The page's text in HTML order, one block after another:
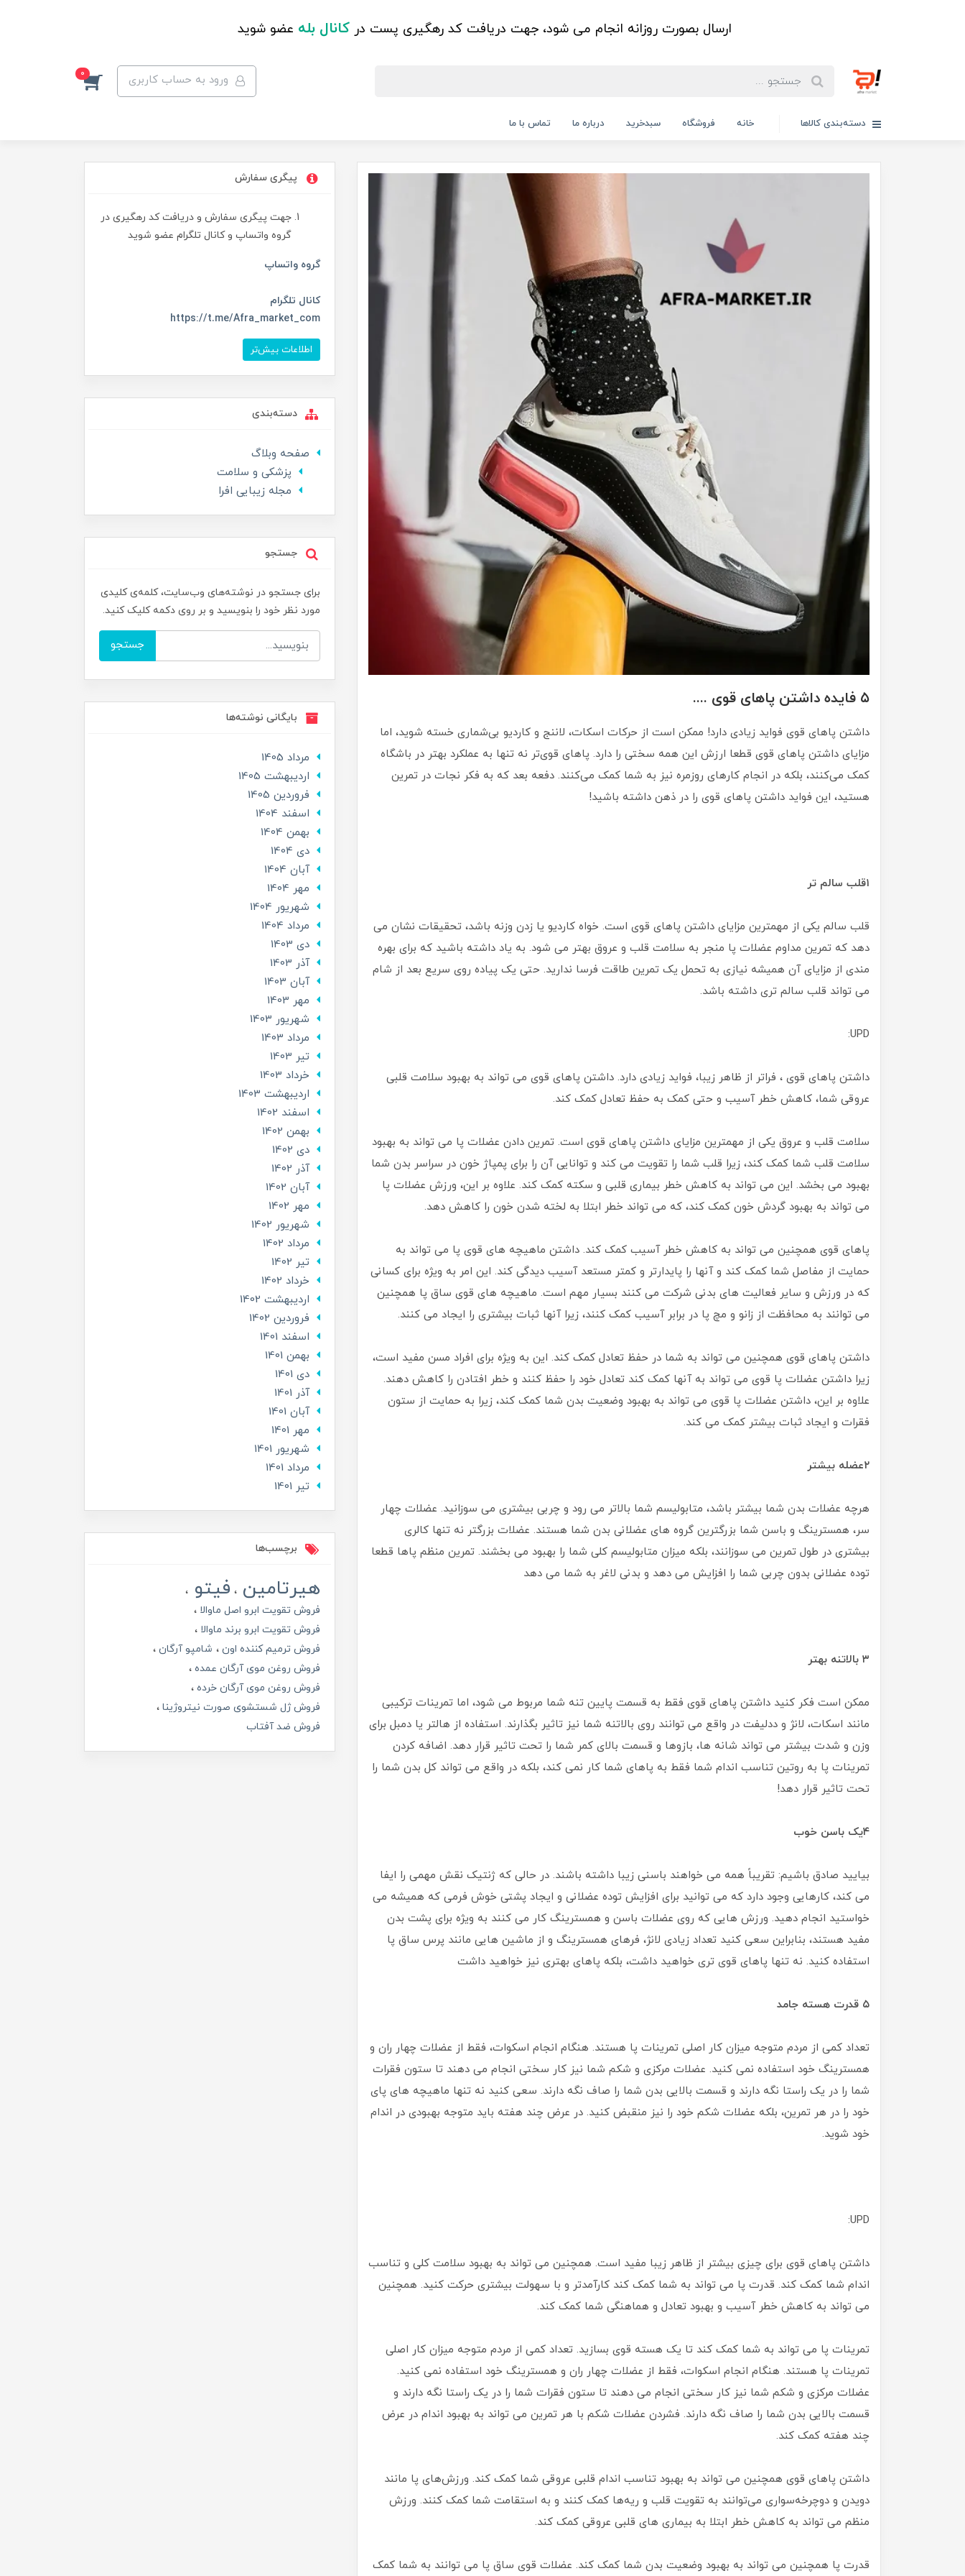
ارسال بصورت روزانه انجام می شود، جهت دریافت کد رهگیری پست در کانال بله عضو شوید
ورود به حساب کاربری 0
دسته‌بندی کالاها خانه فروشگاه سبدخرید درباره ما تماس با ما
۵ فایده داشتن پاهای قوی ....
داشتن پاهای قوی فواید زیادی دارد! ممکن است از حرکات اسکات، لاننج و کاردیو بی‌شماری خسته شوید، اما
مزایای داشتن پاهای قوی قطعا ارزش این همه سختی را دارد. پاهای قوی‌تر نه تنها به عملکرد بهتر در باشگاه
کمک می‌کنند، بلکه در انجام کارهای روزمره نیز به شما کمک می‌کنند. دفعه بعد که به فکر نجات در تمرین
هستید، این فواید داشتن پاهای قوی را در ذهن داشته باشید!
۱قلب سالم تر
قلب سالم یکی از مهمترین مزایای داشتن پاهای قوی است. خواه کاردیو یا زدن وزنه باشد، تحقیقات نشان می
دهد که تمرین مداوم عضلات پا منجر به سلامت قلب و عروق بهتر می شود. به یاد داشته باشید که برای بهره
مندی از مزایای آن همیشه نیازی به تحمل یک تمرین طاقت فرسا ندارید. حتی یک پیاده روی سریع بعد از شام
می تواند قلب سالم تری داشته باشد.
UPD:
داشتن پاهای قوی ، فراتر از ظاهر زیبا، فواید زیادی دارد. داشتن پاهای قوی می تواند به بهبود سلامت قلبی
عروقی شما، کاهش خطر آسیب و حتی کمک به حفظ تعادل کمک کند.
سلامت قلب و عروق یکی از مهمترین مزایای داشتن پاهای قوی است. تمرین دادن عضلات پا می تواند به بهبود
سلامت قلب شما کمک کند، زیرا قلب شما را تقویت می کند و توانایی آن را برای پمپاژ خون در سراسر بدن شما
بهبود می بخشد. این می تواند به کاهش خطر بیماری قلبی و سکته کمک کند. علاوه بر این، ورزش عضلات پا
می تواند به بهبود گردش خون کمک کند، که می تواند خطر ابتلا به لخته شدن خون را کاهش دهد.
پاهای قوی همچنین می تواند به کاهش خطر آسیب کمک کند. داشتن ماهیچه های قوی پا می تواند به
حمایت از مفاصل شما کمک کند و آنها را پایدارتر و کمتر مستعد آسیب دیدگی کند. این امر به ویژه برای کسانی
که در ورزش و سایر فعالیت های بدنی شرکت می کنند بسیار مهم است. ماهیچه های قوی ساق پا همچنین
می توانند به محافظت از زانو و مچ پا در برابر آسیب کمک کنند، زیرا آنها ثبات بیشتری را ایجاد می کنند.
داشتن پاهای قوی همچنین می تواند به شما در حفظ تعادل کمک کند. این به ویژه برای افراد مسن مفید است،
زیرا داشتن عضلات پا قوی می تواند به آنها کمک کند تعادل خود را حفظ کنند و خطر افتادن را کاهش دهند.
علاوه بر این، داشتن عضلات پا قوی می تواند به بهبود وضعیت بدن شما کمک کند، زیرا به حمایت از ستون
فقرات و ایجاد ثبات بیشتر کمک می کند.
۲عضله بیشتر
هرچه عضلات بدن شما بیشتر باشد، متابولیسم شما بالاتر می رود و چربی بیشتری می سوزانید. عضلات چهار
سر، همسترینگ و باسن شما بزرگترین گروه های عضلانی بدن شما هستند. عضلات بزرگتر نه تنها کالری
بیشتری در طول تمرین می سوزانند، بلکه میزان متابولیسم کلی شما را بهبود می بخشند. تمرین منظم پاها قطعا
توده عضلانی بدون چربی شما را افزایش می دهد و بدنی لاغر به شما می دهد
۳ بالاتنه بهتر
ممکن است فکر کنید داشتن پاهای قوی فقط به قسمت پایین تنه شما مربوط می شود، اما تمرینات ترکیبی
مانند اسکات، لانژ و ددلیفت در واقع می توانند روی بالاتنه شما نیز تاثیر بگذارند. استفاده از هالتر یا دمبل برای
وزن و شدت بیشتر می تواند شانه ها، بازوها و قسمت بالای کمر شما را تحت تاثیر قرار دهد. اضافه کردن
تمرینات پا به روتین تناسب اندام شما فقط به پاهای شما کار نمی کند، بلکه در واقع می تواند کل بدن شما را
تحت تاثیر قرار دهد!
۴یک باسن خوب
بیایید صادق باشیم: تقریباً همه می خواهند باسنی زیبا داشته باشند. در حالی که ژنتیک نقش مهمی را ایفا
می کند، کارهایی وجود دارد که می توانید برای افزایش توده عضلانی و ایجاد پشتی خوش فرمی که همیشه می
خواستید انجام دهید. ورزش هایی که روی عضلات باسن و همسترینگ کار می کنند به ویژه برای پشت بدن
مفید هستند، بنابراین سعی کنید تعداد زیادی لانژ، فرهای همسترینگ و از ماشین هایی مانند پرس ساق پا
استفاده کنید. نه تنها پاهای قوی تری خواهید داشت، بلکه پاهای بهتری نیز خواهید داشت
۵ قدرت هسته جامد
تعداد کمی از مردم متوجه میزان کار اصلی تمرینات پا هستند. هنگام انجام اسکوات، فقط از عضلات چهار ران و
همسترینگ خود استفاده نمی کنید. عضلات مرکزی و شکم شما نیز کار سختی انجام می دهند تا ستون فقرات
شما را در یک راستا نگه دارند و قسمت بالایی بدن شما را صاف نگه دارند. سعی کنید نه تنها ماهیچه های پای
خود را در هر تمرین، بلکه عضلات شکم خود را نیز منقبض کنید. در عرض چند هفته باید متوجه بهبودی در اندام
خود شوید.
UPD:
داشتن پاهای قوی برای چیزی بیشتر از ظاهر زیبا مفید است. همچنین می تواند به بهبود سلامت کلی و تناسب
اندام شما کمک کند. قدرت پا می تواند به شما کمک کند کارآمدتر و با سهولت بیشتری حرکت کنید. همچنین
می تواند به کاهش خطر آسیب و بهبود تعادل و هماهنگی شما کمک کند.
تمرینات پا می تواند به شما کمک کند تا یک هسته قوی بسازید. تعداد کمی از مردم متوجه میزان کار اصلی
تمرینات پا هستند. هنگام انجام اسکوات، فقط از عضلات چهار ران و همسترینگ خود استفاده نمی کنید.
عضلات مرکزی و شکم شما نیز کار سختی انجام می دهند تا ستون فقرات شما را در یک راستا نگه دارند و
قسمت بالایی بدن شما را صاف نگه دارند. فشردن عضلات شکم با هر تمرین می تواند به بهبود اندام در عرض
چند هفته کمک کند.
داشتن پاهای قوی همچنین می تواند به بهبود تناسب اندام قلبی عروقی شما کمک کند. ورزش‌های پا مانند
دویدن و دوچرخه‌سواری می‌توانند به تقویت قلب و ریه‌ها کمک کنند و به استقامت شما کمک کنند. ورزش
منظم می تواند به کاهش خطر ابتلا به بیماری های قلبی عروقی کمک کند.
قدرت پا همچنین می تواند به بهبود وضعیت بدن شما کمک کند. عضلات قوی ساق پا می توانند به شما کمک
پیگری سفارش
جهت پیگری سفارش و دریافت کد رهگیری در
گروه واتساپ و کانال تلگرام عضو شوید
گروه واتساپ
کانال تلگرام
https://t.me/Afra_market_com
اطلاعات بیش‌تر
دسته‌بندی
صفحه وبلاگ
پزشکی و سلامت
مجله زیبایی افرا
جستجو
برای جستجو در نوشته‌های وب‌سایت، کلمه‌ی کلیدی
مورد نظر خود را بنویسید و بر روی دکمه کلیک کنید.
جستجو
بایگانی نوشته‌ها
مرداد 1405
ارديبهشت 1405
فروردین 1405
اسفند 1404
بهمن 1404
دی 1404
آبان 1404
مهر 1404
شهریور 1404
مرداد 1404
دی 1403
آذر 1403
آبان 1403
مهر 1403
شهریور 1403
مرداد 1403
تير 1403
خرداد 1403
ارديبهشت 1403
اسفند 1402
بهمن 1402
دی 1402
آذر 1402
آبان 1402
مهر 1402
شهریور 1402
مرداد 1402
تير 1402
خرداد 1402
ارديبهشت 1402
فروردین 1402
اسفند 1401
بهمن 1401
دی 1401
آذر 1401
آبان 1401
مهر 1401
شهریور 1401
مرداد 1401
تير 1401
برچسب‌ها
هیرتامین فیتو
فروش تقویت ابرو اصل ماوالا
فروش تقویت ابرو برند ماوالا
فروش ترمیم کننده اون
شامپو آرگان
فروش روغن موی آرگان عمده
فروش روغن موی آرگان خرده
فروش ژل شستشوی صورت نیتروژینا
فروش ضد آفتاب